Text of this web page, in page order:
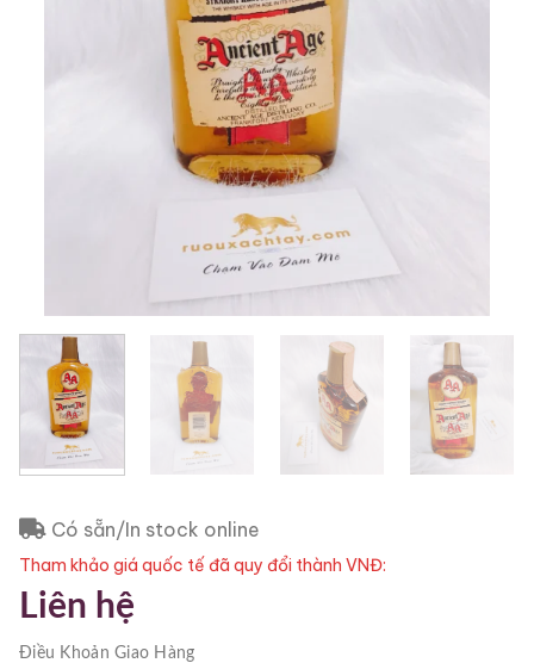
Có sẵn/In stock online
Tham khảo giá quốc tế đã quy đổi thành VNĐ:
Liên hệ
Điều KhoảnGiao Hàng